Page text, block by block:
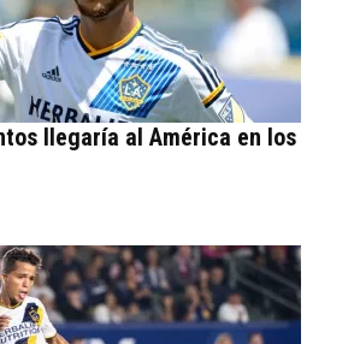
llegaría al América en los